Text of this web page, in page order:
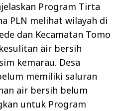
Program Tirta
PLN melihat wilayah di
dan Kecamatan Tomo
air bersih
kemarau. Desa
memiliki saluran
air bersih belum
untuk Program